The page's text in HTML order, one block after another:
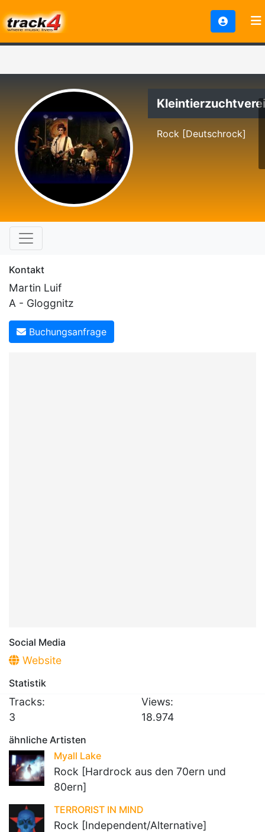
Rock [Deutschrock]
Kontakt
Martin Luif
A - Gloggnitz
Buchungsanfrage
Social Media
Website
Statistik
Tracks:
3
Views:
18.974
ähnliche Artisten
Myall Lake
Rock [Hardrock aus den 70ern und
80ern]
TERRORIST IN MIND
Rock [Independent/Alternative]